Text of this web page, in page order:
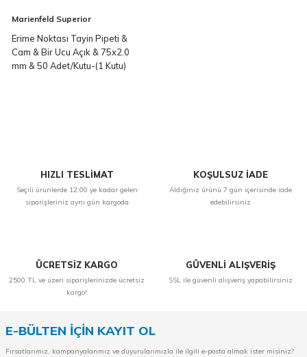
Marienfeld Superior
Erime Noktası Tayin Pipeti &
Cam & Bir Ucu Açık & 75x2.0
mm & 50 Adet/Kutu-(1 Kutu)
HIZLI TESLİMAT
Seçili ürünlerde 12:00 ye kadar gelen
siparişleriniz aynı gün kargoda
KOŞULSUZ İADE
Aldığınız ürünü 7 gün içerisinde iade
edebilirsiniz
ÜCRETSİZ KARGO
2500 TL ve üzeri siparişlerinizde ücretsiz
kargo!
GÜVENLİ ALIŞVERİŞ
SSL ile güvenli alışveriş yapabilirsiniz
E-BÜLTEN İÇİN KAYIT OL
Fırsatlarımız, kampanyalarımız ve duyurularımızla ile ilgili e-posta almak ister misiniz?